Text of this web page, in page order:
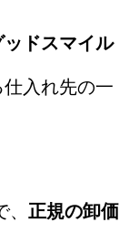
ドスマイル
入れ先の一
正規の卸価